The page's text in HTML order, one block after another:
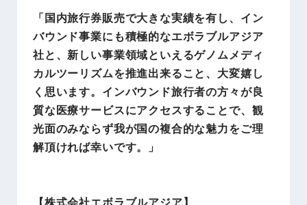
「国内旅行券販売で大きな実績を有し、イン
バウンド事業にも積極的なエボラブルアジア
社と、新しい事業領域といえるゲノムメディ
カルツーリズムを推進出来ること、大変嬉し
く思います。インバウンド旅行者の方々が良
質な医療サービスにアクセスすることで、観
光面のみならず我が国の複合的な魅力をご理
解頂ければ幸いです。」